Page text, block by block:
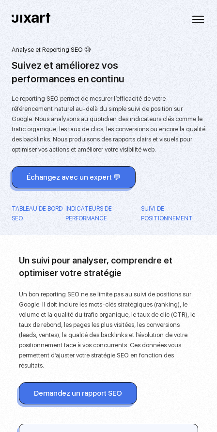
Analyse et Reporting SEO 🧐
Suivez et améliorez vos
performances en continu️
Le reporting SEO permet de mesurer l’efficacité de votre
référencement naturel au-delà du simple suivi de position sur
Google. Nous analysons au quotidien des indicateurs clés comme le
trafic organique, les taux de clics, les conversions ou encore la qualité
des backlinks. Nous produisons des rapports clairs et visuels pour
optimiser vos actions et améliorer votre visibilité web.
Échangez avec un expert 💬
TABLEAU DE BORD
SEO
INDICATEURS DE
PERFORMANCE
SUIVI DE
POSITIONNEMENT
Un suivi pour analyser, comprendre et
optimiser votre stratégie
Un bon reporting SEO ne se limite pas au suivi de positions sur
Google. Il doit inclure les mots-clés stratégiques (ranking), le
volume et la qualité du trafic organique, le taux de clic (CTR), le
taux de rebond, les pages les plus visitées, les conversions
(leads, ventes), la qualité des backlinks et l’évolution de votre
positionnement face à vos concurrents. Ces données vous
permettent d’ajuster votre stratégie SEO en fonction des
résultats.
Demandez un rapport SEO